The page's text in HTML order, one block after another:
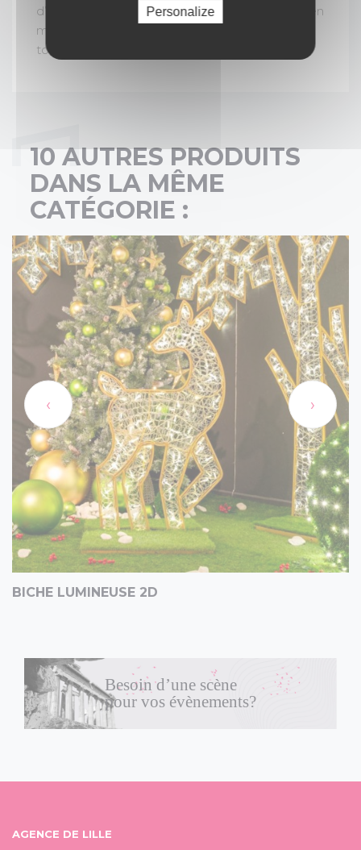
d’une prestation de qualité avec un décor clé en
main, et d’un accompagnement personnalisé
tout au long de votre événement.
10 AUTRES PRODUITS
DANS LA MÊME
CATÉGORIE :
BICHE LUMINEUSE 2D
‹ ›
Besoin d’une scène
pour vos évènements?
AGENCE DE LILLE
Personalize